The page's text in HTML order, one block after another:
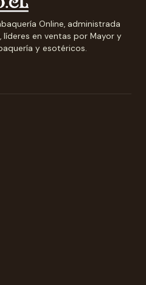
Online, administrada
en ventas por Mayor y
y esotéricos.